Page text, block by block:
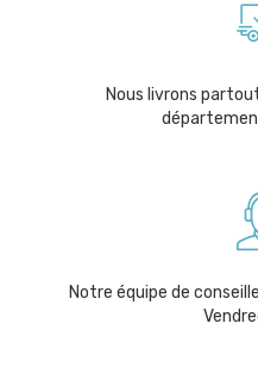
Nous livrons
Notre équipe de